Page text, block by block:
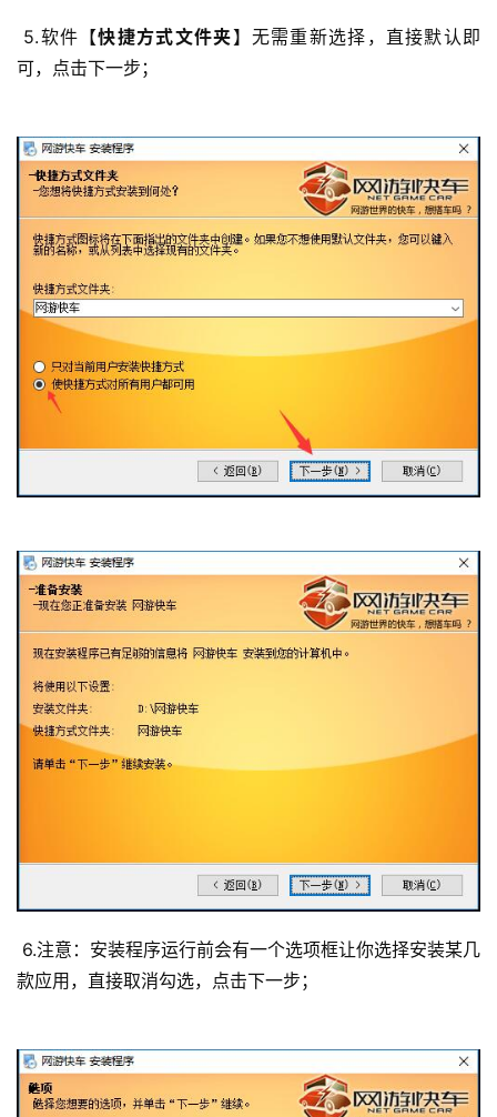
公
5.软件【快捷方式文件夹】无需重新选择，直接默认即
可，点击下一步；
款应用，直接取消勾选，点击下一步；